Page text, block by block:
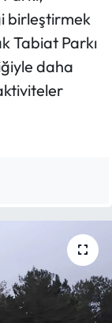
birleştirmek
Tabiat Parkı
daha